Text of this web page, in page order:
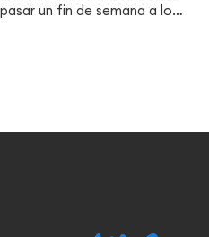
un fin de semana a lo…